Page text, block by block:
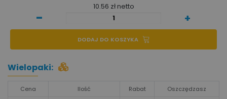
10.56 zł netto
- +
DODAJ DO KOSZYKA
Wielopaki:
Cena Ilość Rabat Oszczędzasz